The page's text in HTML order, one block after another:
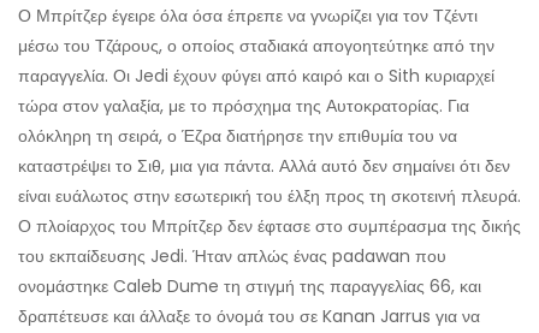
Ο Μπρίτζερ έγειρε όλα όσα έπρεπε να γνωρίζει για τον Τζέντι
μέσω του Τζάρους, ο οποίος σταδιακά απογοητεύτηκε από την
παραγγελία. Οι Jedi έχουν φύγει από καιρό και ο Sith κυριαρχεί
τώρα στον γαλαξία, με το πρόσχημα της Αυτοκρατορίας. Για
ολόκληρη τη σειρά, ο Έζρα διατήρησε την επιθυμία του να
καταστρέψει το Σιθ, μια για πάντα. Αλλά αυτό δεν σημαίνει ότι δεν
είναι ευάλωτος στην εσωτερική του έλξη προς τη σκοτεινή πλευρά.
Ο πλοίαρχος του Μπρίτζερ δεν έφτασε στο συμπέρασμα της δικής
του εκπαίδευσης Jedi. Ήταν απλώς ένας padawan που
ονομάστηκε Caleb Dume τη στιγμή της παραγγελίας 66, και
δραπέτευσε και άλλαξε το όνομά του σε Kanan Jarrus για να